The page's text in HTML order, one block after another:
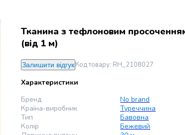
Тканина з тефлоновим
(від 1 м)
Залишити відгукКод товару: RH_2108027
Характеристики
Бренд
No brand
Країна-виробник
Туреччина
Тип
Бавовна
Колір
Бежевий